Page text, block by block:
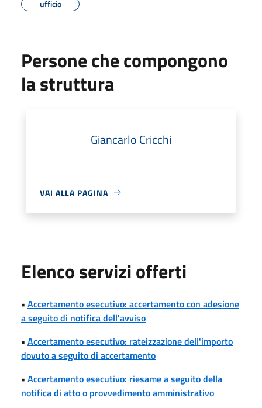
ufficio
Persone che compongono
la struttura
Giancarlo Cricchi
VAI ALLA PAGINA
Elenco servizi offerti
• Accertamento esecutivo: accertamento con adesione
a seguito di notifica dell'avviso
• Accertamento esecutivo: rateizzazione dell'importo
dovuto a seguito di accertamento
• Accertamento esecutivo: riesame a seguito della
notifica di atto o provvedimento amministrativo